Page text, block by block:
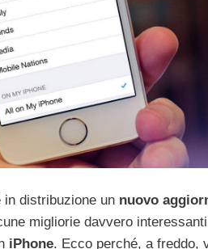
in distribuzione un nuovo
migliorie davvero
iPhone. Ecco perché, a freddo,